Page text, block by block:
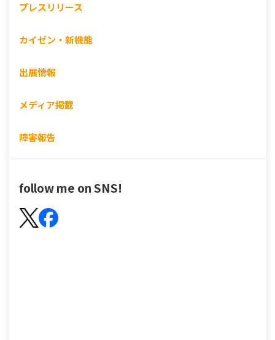
プレスリリース
カイゼン・新機能
出展情報
メディア掲載
障害報告
follow me on SNS!